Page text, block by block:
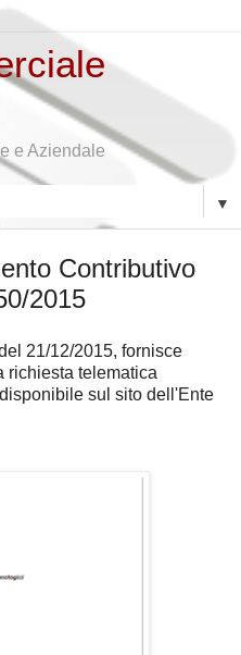
e Aziendale
▼
Contributivo
2015
21/12/2015, fornisce
richiesta telematica
sul sito dell'Ente